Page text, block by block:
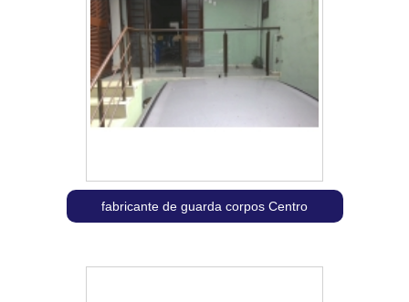
fabricante de guarda corpos Centro